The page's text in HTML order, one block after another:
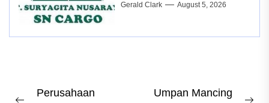
Gerald Clark August 5, 2026
PostPerusahaan
Umpan Mancing